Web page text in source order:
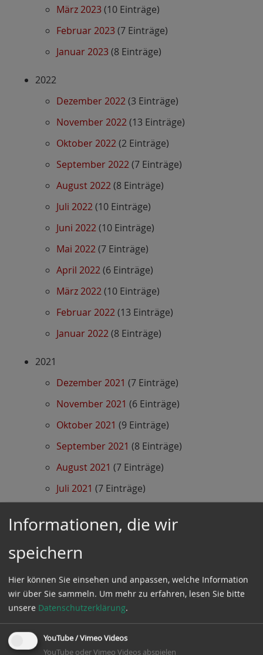
März 2023(10 Einträge)
Februar 2023(7 Einträge)
Januar 2023(8 Einträge)
2022
Dezember 2022(3 Einträge)
November 2022(13 Einträge)
Oktober 2022(2 Einträge)
September 2022(7 Einträge)
August 2022(8 Einträge)
Juli 2022(10 Einträge)
Juni 2022(10 Einträge)
Mai 2022(7 Einträge)
April 2022(6 Einträge)
März 2022(10 Einträge)
Februar 2022(13 Einträge)
Januar 2022(8 Einträge)
2021
Dezember 2021 (7 Einträge)
November 2021 (6 Einträge)
Oktober 2021 (9 Einträge)
September 2021 (8 Einträge)
August 2021 (7 Einträge)
Juli 2021 (7 Einträge)
Mai 2021 (8 Einträge)
April 2021
März 2021
(3 Einträge)
Februar 2021 (7 Einträge)
Januar 2021 (10 Einträge)
2020
Informationen, die wir
speichern
Hier können Sie einsehen und anpassen, welche Information
wir über Sie sammeln. Um mehr zu erfahren, lesen Sie bitte
unsere Datenschutzerklärung.
YouTube / Vimeo Videos
YouTube oder Vimeo Videos abspielen